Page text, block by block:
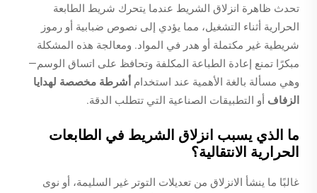
تحدث ظاهرة انزلاق الشريط عندما يتحرك شريط الطابعة
الحرارية أثناء التشغيل، مما يؤدي إلى نصوص ضبابية أو رموز
شريطية غير مكتملة أو هدر في المواد. ومعالجة هذه المشكلة
مبكرًا تمنع إعادة الطباعة المكلفة وتحافظ على اتساق الوسم—
وهي مسألة بالغة الأهمية عند استخدام أشرطة مخصصة لهدايا
الزفاف أو التطبيقات الصناعية التي تتطلب الدقة.
ما الذي يسبب انزلاق الشريط في الطابعات
الحرارية الانتقالية؟
غالبًا ما ينشأ الانزلاق من تعديلات التوتر غير السليمة، أو نوى